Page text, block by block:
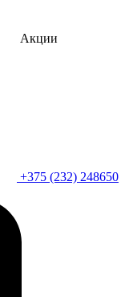
Акции
+375 (232) 248650